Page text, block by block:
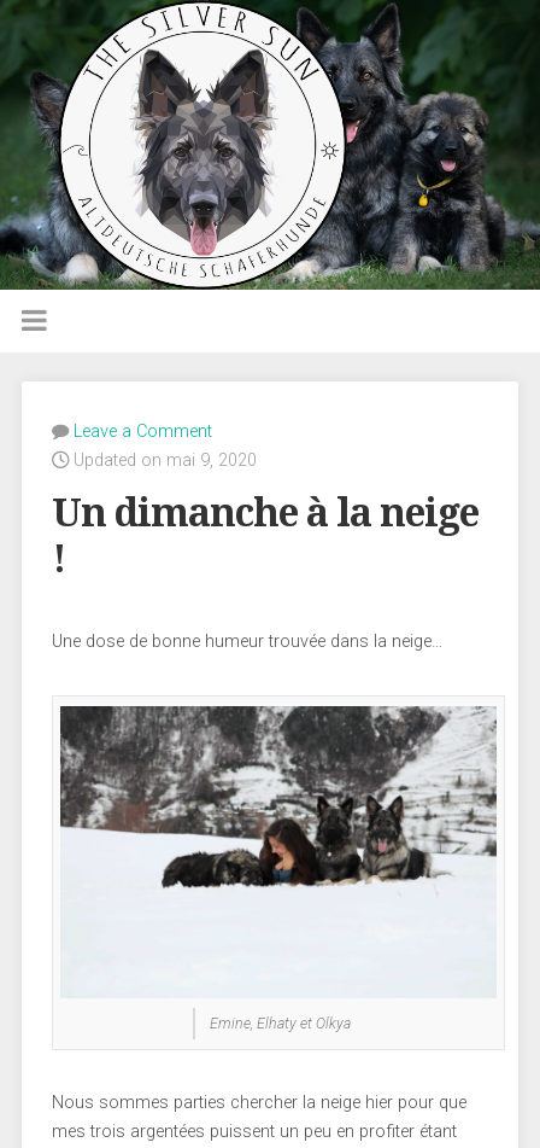
Leave a Comment
Updated on mai 9, 2020
Un dimanche à la neige
!
Une dose de bonne humeur trouvée dans la neige…
Emine, Elhaty et Olkya
Nous sommes parties chercher la neige hier pour que
mes trois argentées puissent un peu en profiter étant